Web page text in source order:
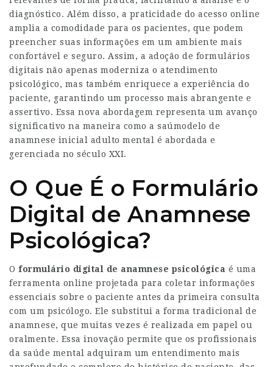
diagnóstico. Além disso, a praticidade do acesso online
amplia a comodidade para os pacientes, que podem
preencher suas informações em um ambiente mais
confortável e seguro. Assim, a adoção de formulários
digitais não apenas moderniza o atendimento
psicológico, mas também enriquece a experiência do
paciente, garantindo um processo mais abrangente e
assertivo. Essa nova abordagem representa um avanço
significativo na maneira como a saúmodelo de
anamnese inicial adulto mental é abordada e
gerenciada no século XXI.
O Que É o Formulário
Digital de Anamnese
Psicológica?
O formulário digital de anamnese psicológica é uma
ferramenta online projetada para coletar informações
essenciais sobre o paciente antes da primeira consulta
com um psicólogo. Ele substitui a forma tradicional de
anamnese, que muitas vezes é realizada em papel ou
oralmente. Essa inovação permite que os profissionais
da saúde mental adquiram um entendimento mais